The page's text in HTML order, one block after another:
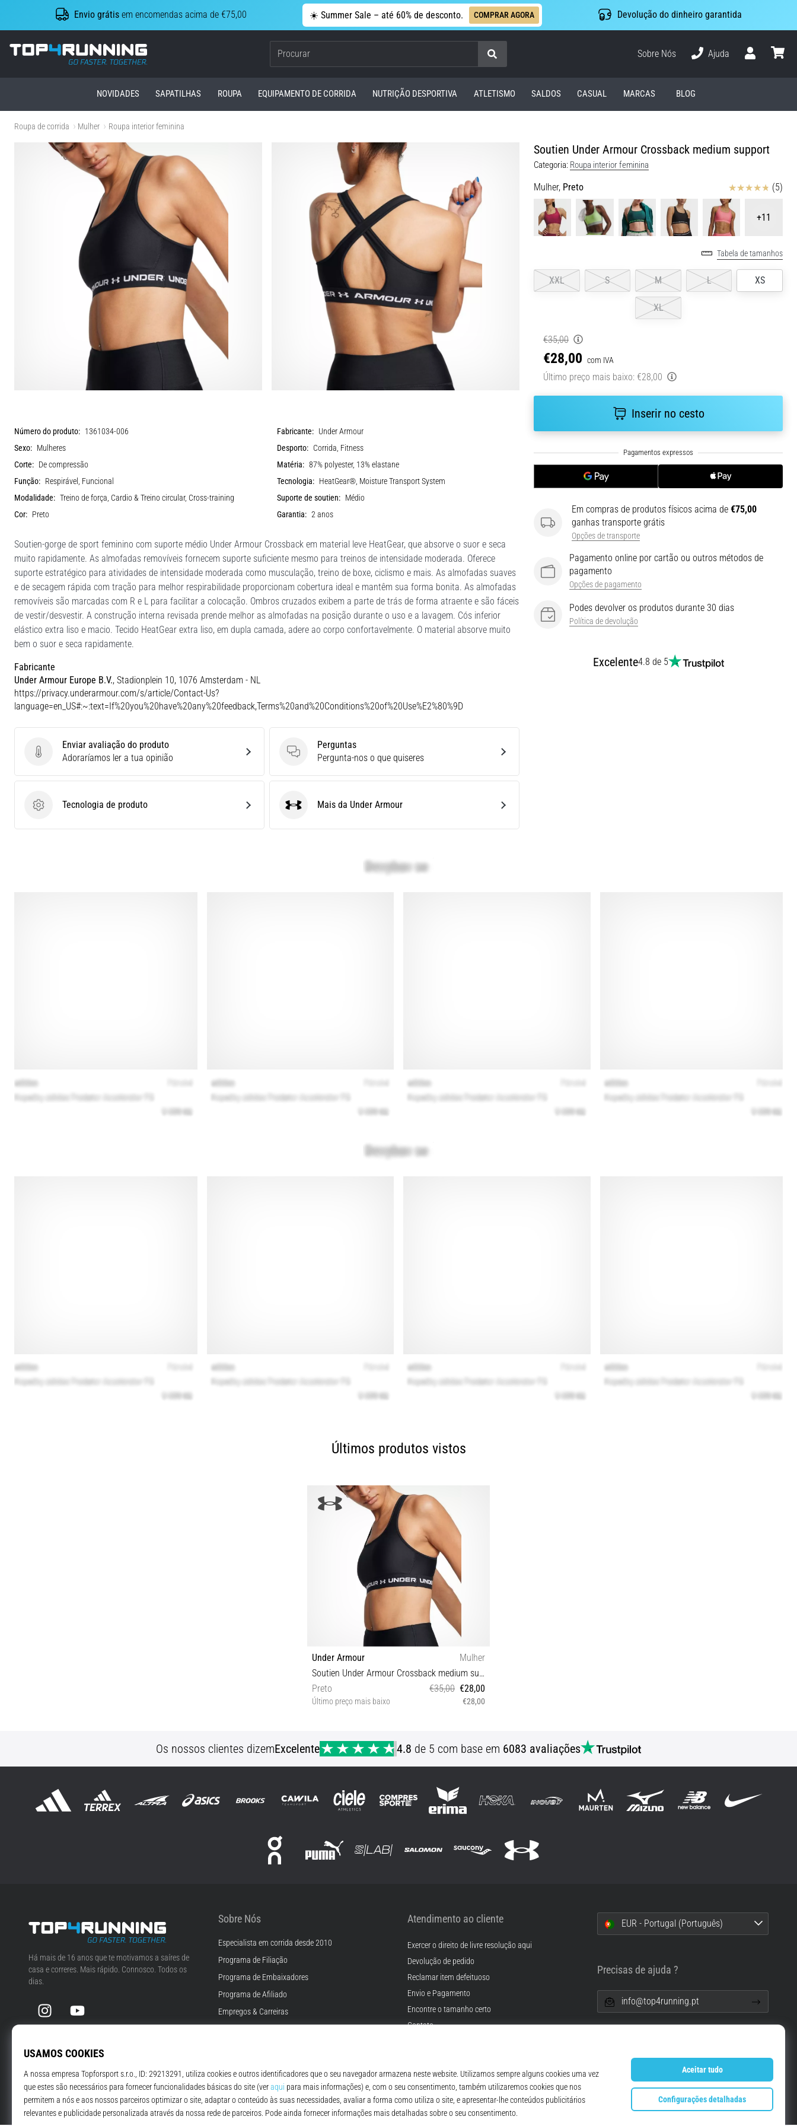
Envio grátis em encomendas acima de €75,00 ☀️ Summer Sale – até 60% de desconto. COMPRAR AGORA Devolução do dinheiro garantida
Top4Running.pt
Procurar
Sobre Nós
Ajuda
NOVIDADES SAPATILHAS ROUPA EQUIPAMENTO DE CORRIDA NUTRIÇÃO DESPORTIVA ATLETISMO SALDOS CASUAL MARCAS BLOG
Roupa de corrida Mulher Roupa interior feminina
Soutien Under Armour Crossback medium support
Categoria: Roupa interior feminina
Mulher, Preto Avaliação (5)
+11
Tabela de tamanhos
XXL S M L XS
XL
€35,00
€28,00 com IVA
Último preço mais baixo: €28,00
Inserir no cesto
Em compras de produtos físicos acima de €75,00
ganhas transporte grátis
Opções de transporte
Pagamento online por cartão ou outros métodos de
pagamento
Opções de pagamento
Podes devolver os produtos durante 30 dias
Política de devolução
Excelente4.8 de 5
Número do produto: 1361034-006 Fabricante: Under Armour
Sexo: Mulheres Desporto: Corrida, Fitness
Corte: De compressão Matéria: 87% polyester, 13% elastane
Função: Respirável, Funcional Tecnologia: HeatGear®, Moisture Transport System
Modalidade: Treino de força, Cardio & Treino circular, Cross-training Suporte de soutien: Médio
Cor: Preto Garantia: 2 anos
Soutien-gorge de sport feminino com suporte médio Under Armour Crossback em material leve HeatGear, que absorve o suor e seca
muito rapidamente. As almofadas removíveis fornecem suporte suficiente mesmo para treinos de intensidade moderada. Oferece
suporte estratégico para atividades de intensidade moderada como musculação, treino de boxe, ciclismo e mais. As almofadas suaves
e de secagem rápida com tração para melhor respirabilidade proporcionam cobertura ideal e mantêm sua forma bonita. As almofadas
removíveis são marcadas com R e L para facilitar a colocação. Ombros cruzados exibem a parte de trás de forma atraente e são fáceis
de vestir/desvestir. A construção interna revisada prende melhor as almofadas na posição durante o uso e a lavagem. Cós inferior
elástico extra liso e macio. Tecido HeatGear extra liso, em dupla camada, adere ao corpo confortavelmente. O material absorve muito
bem o suor e seca rapidamente.
Fabricante
Under Armour Europe B.V., Stadionplein 10, 1076 Amsterdam - NL
https://privacy.underarmour.com/s/article/Contact-Us?
language=en_US#:~:text=If%20you%20have%20any%20feedback,Terms%20and%20Conditions%20of%20Use%E2%80%9D
Enviar avaliação do produto
Enviar avaliação do produto
Adoraríamos ler a tua opinião
Perguntas
Perguntas
Pergunta-nos o que quiseres
Tecnologia de produto
Tecnologia de produto Under ArmourMais da Under Armour
Últimos produtos vistos
Under Armour
Mulher
Soutien Under Armour Crossback medium support
Preto
€35,00 €28,00
Último preço mais baixo €28,00
Os nossos clientes dizemExcelente 4.8 de 5 com base em 6083 avaliações
Top4Running.pt
Há mais de 16 anos que te motivamos a saíres de
casa e correres. Mais rápido. Connosco. Todos os
dias.
InstagramYouTube
Sobre Nós
Especialista em corrida desde 2010
Programa de Filiação
Programa de Embaixadores
Programa de Afiliado
Empregos & Carreiras
Atendimento ao cliente
Exercer o direito de livre resolução aqui
Devolução de pedido
Reclamar item defeituoso
Envio e Pagamento
Encontre o tamanho certo
Contato
EUR - Portugal (Português)
Precisas de ajuda ?
info@top4running.pt
© 2010 – 2026 Top4Running.pt